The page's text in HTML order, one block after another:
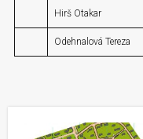
Hirš Otakar
Odehnalová Tereza